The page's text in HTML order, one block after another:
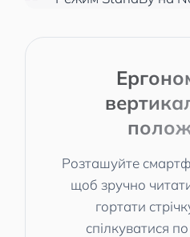
Розташуйте
щоб зручно
гортати
спілкуватися